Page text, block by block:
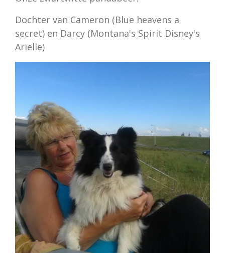
Dochter van Cameron (Blue heavens a
secret) en Darcy (Montana's Spirit Disney's
Arielle)